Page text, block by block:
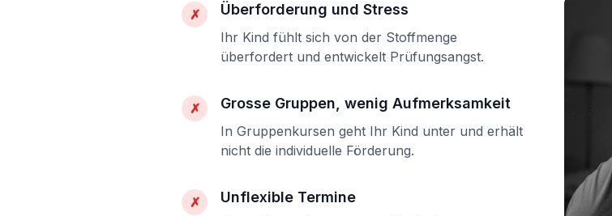
✗ Überforderung und Stress
Ihr Kind fühlt sich von der Stoffmenge
überfordert und entwickelt Prüfungsangst.
✗ Grosse Gruppen, wenig Aufmerksamkeit
In Gruppenkursen geht Ihr Kind unter und erhält
nicht die individuelle Förderung.
✗ Unflexible Termine